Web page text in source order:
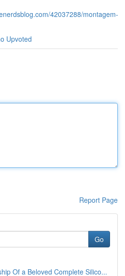
42037288/montagem-
Upvoted
Report Page
Go
Of a Beloved Complete Silico...